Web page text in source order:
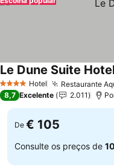
4 EstrelasHotel Restaurante
Le Dune Suite
8,7 Excelente 2.011
De € 105
Consulte os preços de